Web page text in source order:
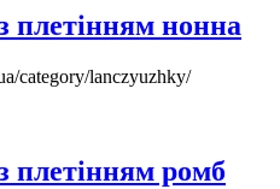
нонна
category/lanczyuzhky/
ромб